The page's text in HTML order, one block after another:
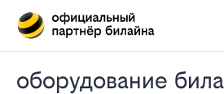
оборудование